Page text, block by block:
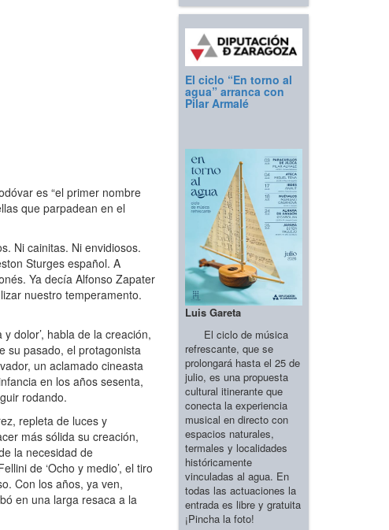
es “el primer nombre
que parpadean en el
Ni cainitas. Ni envidiosos.
Sturges español. A
Ya decía Alfonso Zapater
nuestro temperamento.
dolor’, habla de la creación,
su pasado, el protagonista
un aclamado cineasta
en los años sesenta,
rodando.
repleta de luces y
más sólida su creación,
la necesidad de
de ‘Ocho y medio’, el tiro
Con los años, ya ven,
en una larga resaca a la
El ciclo “En torno al
agua” arranca con
Pilar Armalé
Luis Gareta
El ciclo de música
refrescante, que se
prolongará hasta el 25 de
julio, es una propuesta
cultural itinerante que
conecta la experiencia
musical en directo con
espacios naturales,
termales y localidades
históricamente
vinculadas al agua. En
todas las actuaciones la
entrada es libre y gratuita
¡Pincha la foto!